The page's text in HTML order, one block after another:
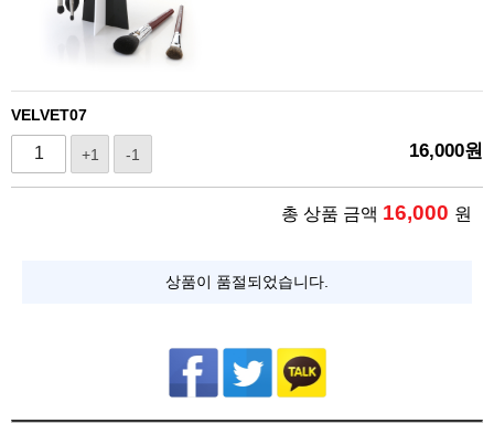
VELVET07
+1 -1 16,000원
총 상품 금액 16,000 원
상품이 품절되었습니다.